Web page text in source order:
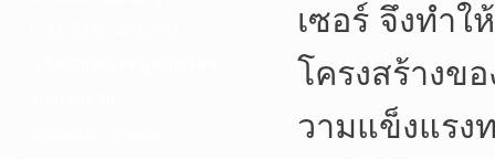
เซอร์ จึงทำ
โครงสร้างข
วามแข็งแรง